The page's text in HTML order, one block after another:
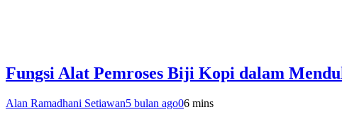
Fungsi Alat Pemroses Biji Kopi dalam
Alan Ramadhani Setiawan5 bulan ago06 mins